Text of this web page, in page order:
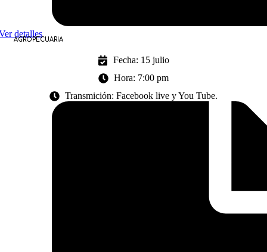
detalles
AGROPECUARIA
Fecha: 15 julio
Hora: 7:00 pm
Transmición: Facebook live y You Tube.